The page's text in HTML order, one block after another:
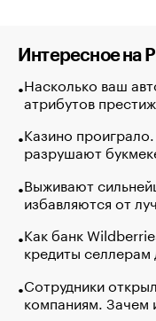
Интересное на
Насколько ваш
атрибутов
Казино
разрушают
Выживают
избавляются от
Как банк
кредиты селлерам
Сотрудники
компаниям. Зачем